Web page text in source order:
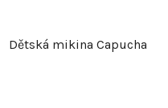
Dětská mikina Capucha